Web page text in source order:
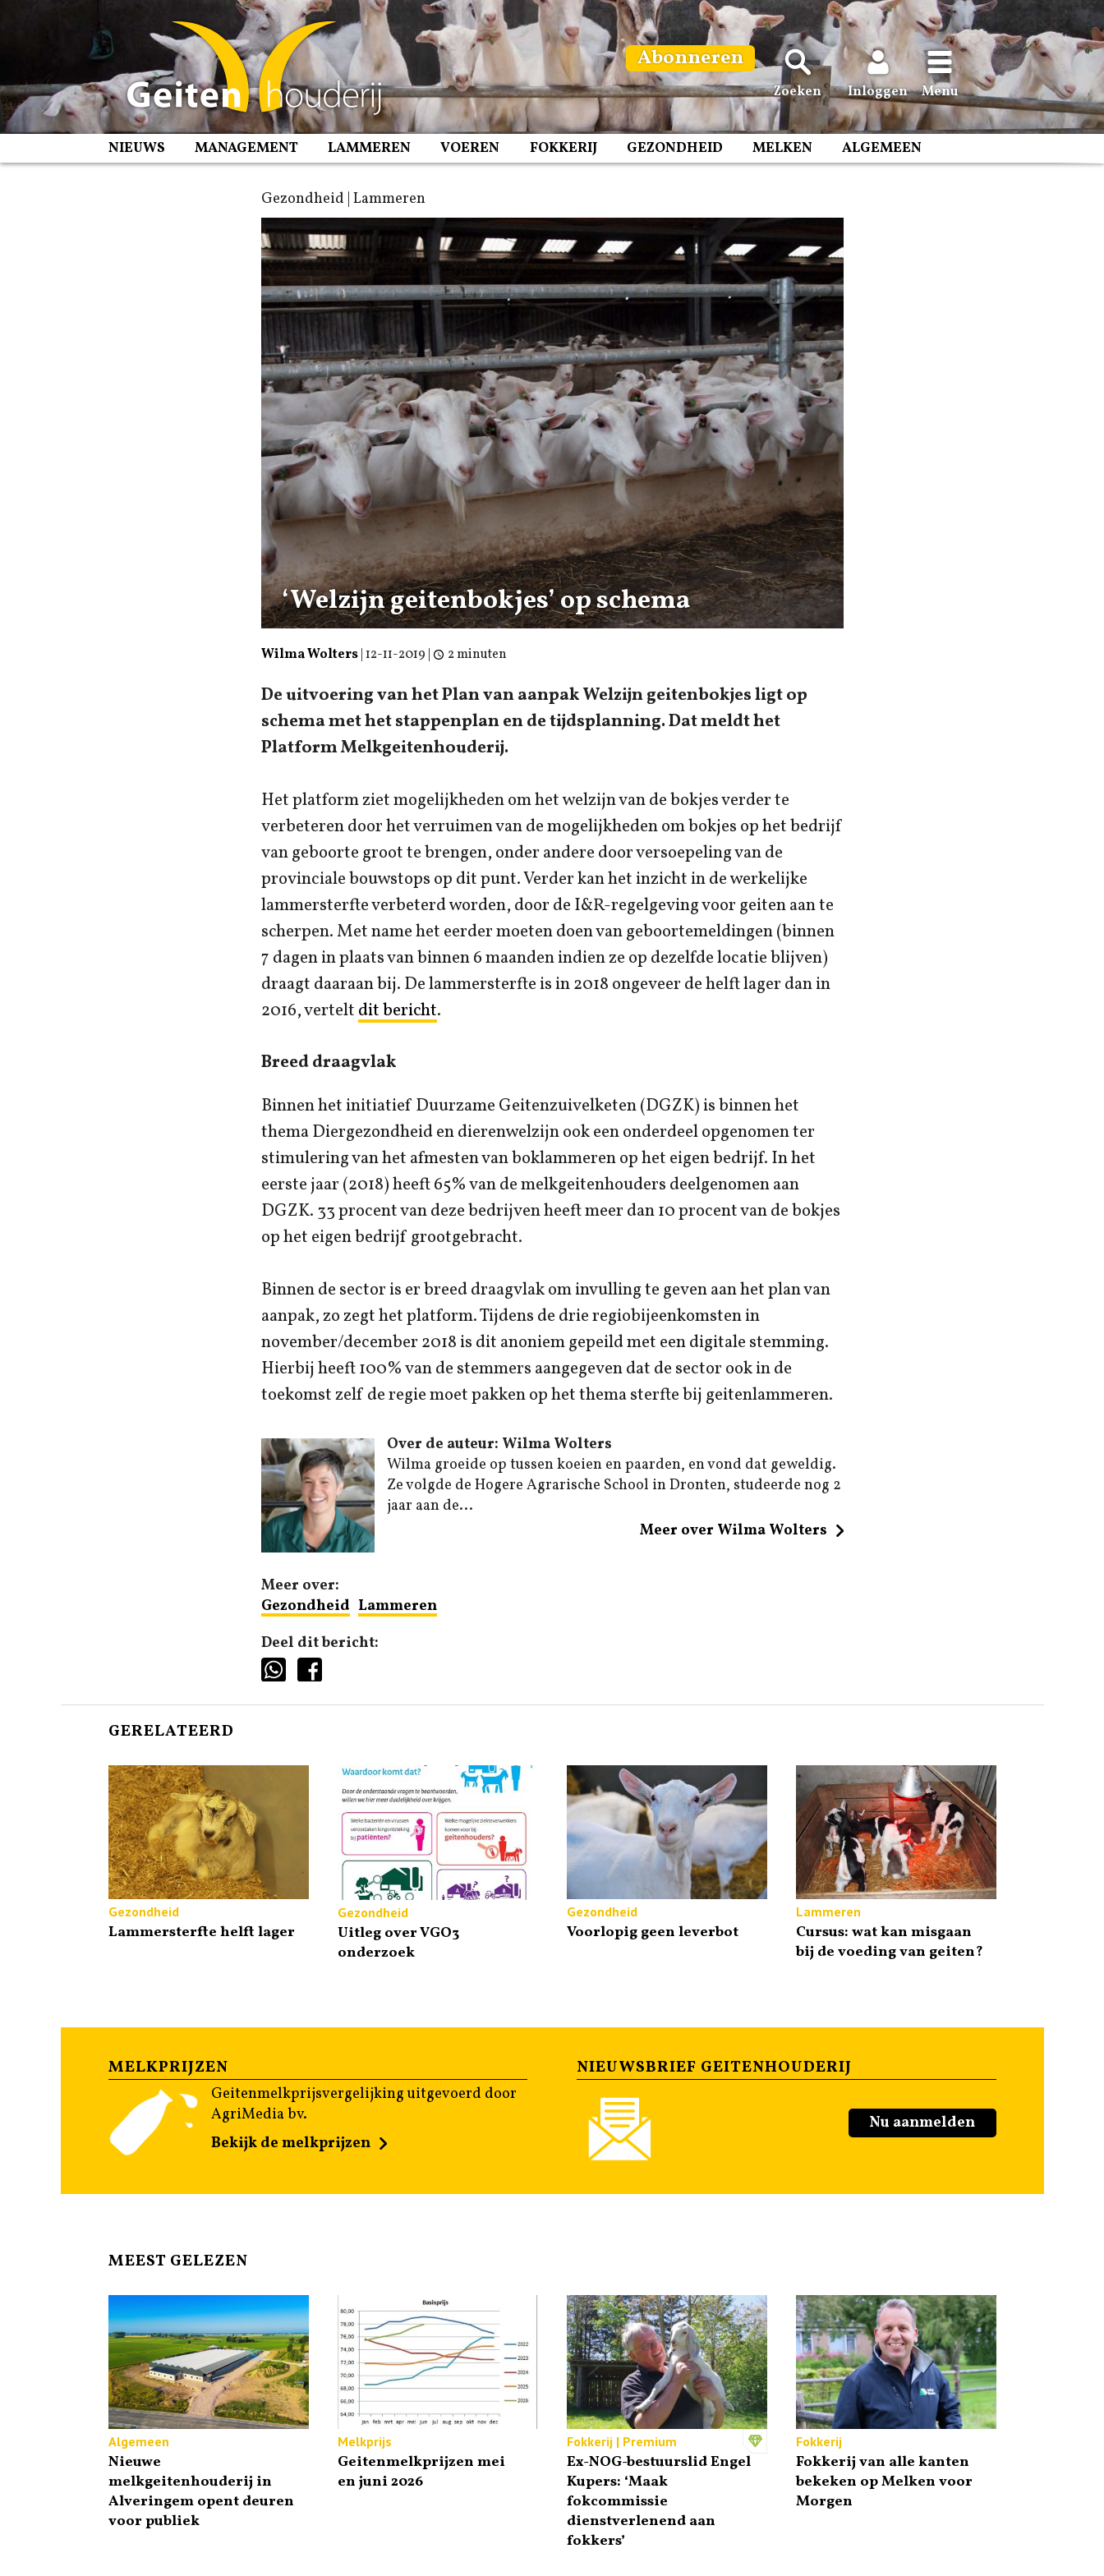
Abonneren
Zoeken Inloggen Menu
NIEUWS MANAGEMENT LAMMEREN VOEREN FOKKERIJ GEZONDHEID MELKEN ALGEMEEN
Gezondheid | Lammeren
‘Welzijn geitenbokjes’ op schema
Wilma Wolters| 12-11-2019 2 minuten
De uitvoering van het Plan van aanpak Welzijn geitenbokjes ligt op
schema met het stappenplan en de tijdsplanning. Dat meldt het
Platform Melkgeitenhouderij.
Het platform ziet mogelijkheden om het welzijn van de bokjes verder te
verbeteren door het verruimen van de mogelijkheden om bokjes op het bedrijf
van geboorte groot te brengen, onder andere door versoepeling van de
provinciale bouwstops op dit punt. Verder kan het inzicht in de werkelijke
lammersterfte verbeterd worden, door de I&R-regelgeving voor geiten aan te
scherpen. Met name het eerder moeten doen van geboortemeldingen (binnen
7 dagen in plaats van binnen 6 maanden indien ze op dezelfde locatie blijven)
draagt daaraan bij. De lammersterfte is in 2018 ongeveer de helft lager dan in
2016, vertelt dit bericht.
Breed draagvlak
Binnen het initiatief Duurzame Geitenzuivelketen (DGZK) is binnen het
thema Diergezondheid en dierenwelzijn ook een onderdeel opgenomen ter
stimulering van het afmesten van boklammeren op het eigen bedrijf. In het
eerste jaar (2018) heeft 65% van de melkgeitenhouders deelgenomen aan
DGZK. 33 procent van deze bedrijven heeft meer dan 10 procent van de bokjes
op het eigen bedrijf grootgebracht.
Binnen de sector is er breed draagvlak om invulling te geven aan het plan van
aanpak, zo zegt het platform. Tijdens de drie regiobijeenkomsten in
november/december 2018 is dit anoniem gepeild met een digitale stemming.
Hierbij heeft 100% van de stemmers aangegeven dat de sector ook in de
toekomst zelf de regie moet pakken op het thema sterfte bij geitenlammeren.
Over de auteur: Wilma Wolters
Wilma groeide op tussen koeien en paarden, en vond dat geweldig.
Ze volgde de Hogere Agrarische School in Dronten, studeerde nog 2
jaar aan de...
Meer over Wilma Wolters
Meer over:
Gezondheid Lammeren
Deel dit bericht:
GERELATEERD
Gezondheid
Lammersterfte helft lager
Gezondheid
Uitleg over VGO3
onderzoek
Gezondheid
Voorlopig geen leverbot
Lammeren
Cursus: wat kan misgaan
bij de voeding van geiten?
MELKPRIJZEN
Geitenmelkprijsvergelijking uitgevoerd door
AgriMedia bv.
Bekijk de melkprijzen
NIEUWSBRIEF GEITENHOUDERIJ
Nu aanmelden
MEEST GELEZEN
Algemeen
Nieuwe
melkgeitenhouderij in
Alveringem opent deuren
voor publiek
Melkprijs
Geitenmelkprijzen mei
en juni 2026
Fokkerij | Premium
Ex-NOG-bestuurslid Engel
Kupers: ‘Maak
fokcommissie
dienstverlenend aan
fokkers’
Fokkerij
Fokkerij van alle kanten
bekeken op Melken voor
Morgen